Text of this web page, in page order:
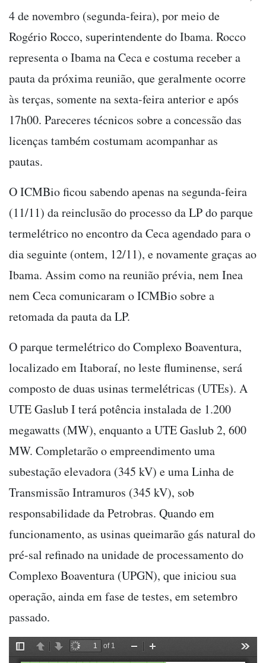
4 de novembro (segunda-feira), por meio de
Rogério Rocco, superintendente do Ibama. Rocco
representa o Ibama na Ceca e costuma receber a
pauta da próxima reunião, que geralmente ocorre
às terças, somente na sexta-feira anterior e após
17h00. Pareceres técnicos sobre a concessão das
licenças também costumam acompanhar as
pautas.
O ICMBio ficou sabendo apenas na segunda-feira
(11/11) da reinclusão do processo da LP do parque
termelétrico no encontro da Ceca agendado para o
dia seguinte (ontem, 12/11), e novamente graças ao
Ibama. Assim como na reunião prévia, nem Inea
nem Ceca comunicaram o ICMBio sobre a
retomada da pauta da LP.
O parque termelétrico do Complexo Boaventura,
localizado em Itaboraí, no leste fluminense, será
composto de duas usinas termelétricas (UTEs). A
UTE Gaslub I terá potência instalada de 1.200
megawatts (MW), enquanto a UTE Gaslub 2, 600
MW. Completarão o empreendimento uma
subestação elevadora (345 kV) e uma Linha de
Transmissão Intramuros (345 kV), sob
responsabilidade da Petrobras. Quando em
funcionamento, as usinas queimarão gás natural do
pré-sal refinado na unidade de processamento do
Complexo Boaventura (UPGN), que iniciou sua
operação, ainda em fase de testes, em setembro
passado.